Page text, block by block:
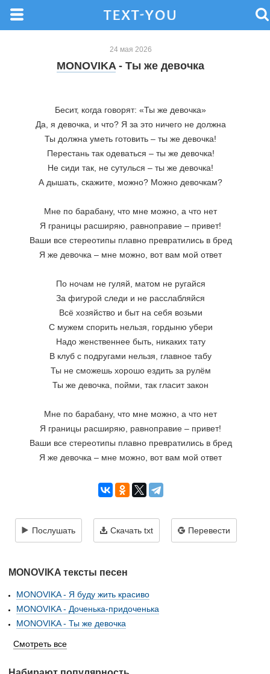
24 мая 2026
MONOVIKA- Ты же девочка
Бесит, когда говорят: «Ты же девочка»
Да, я девочка, и что? Я за это ничего не должна
Ты должна уметь готовить – ты же девочка!
Перестань так одеваться – ты же девочка!
Не сиди так, не сутулься – ты же девочка!
А дышать, скажите, можно? Можно девочкам?
Мне по барабану, что мне можно, а что нет
Я границы расширяю, равноправие – привет!
Ваши все стереотипы плавно превратились в бред
Я же девочка – мне можно, вот вам мой ответ
По ночам не гуляй, матом не ругайся
За фигурой следи и не расслабляйся
Всё хозяйство и быт на себя возьми
С мужем спорить нельзя, гордыню убери
Надо женственнее быть, никаких тату
В клуб с подругами нельзя, главное табу
Ты не сможешь хорошо ездить за рулём
Ты же девочка, пойми, так гласит закон
Мне по барабану, что мне можно, а что нет
Я границы расширяю, равноправие – привет!
Ваши все стереотипы плавно превратились в бред
Я же девочка – мне можно, вот вам мой ответ
Послушать Скачать txt Перевести
MONOVIKA тексты песен
MONOVIKA - Я буду жить красиво
MONOVIKA - Доченька-придоченька
MONOVIKA - Ты же девочка
Смотреть все